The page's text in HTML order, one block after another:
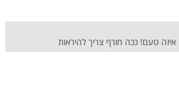
איזה טעם! ככה חורף צריך להיראות